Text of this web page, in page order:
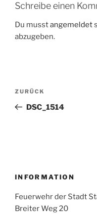
Schreibe einen
Du musstangemeldet
abzugeben.
Beitragsnavigation
Vorheriger
Beitrag
ZURÜCK
DSC_1514
INFORMATION
Feuerwehr der Stadt
Breiter Weg 20